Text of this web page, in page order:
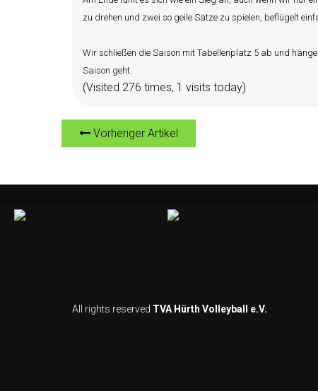
zu drehen und zwei so geile Sätze zu spielen, beflügelt
Wir schließen die Saison mit Tabellenplatz 5 ab und
Saison geht.
(Visited 276 times, 1 visits today)
Vorheriger Artikel
All rights reserved TVA Hürth Volleyball e.V.